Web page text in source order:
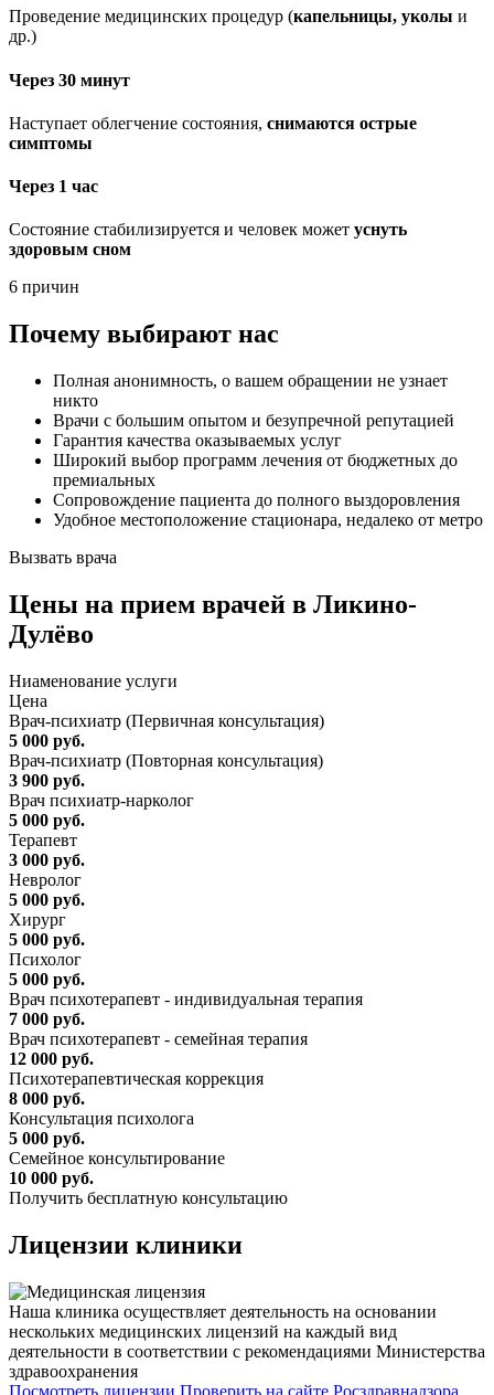
Проведение медицинских процедур (капельницы, уколы и
др.)
Через 30 минут
Наступает облегчение состояния, снимаются острые
симптомы
Через 1 час
Состояние стабилизируется и человек может уснуть
здоровым сном
6 причин
Почему выбирают нас
Полная анонимность, о вашем обращении не узнает
никто
Врачи с большим опытом и безупречной репутацией
Гарантия качества оказываемых услуг
Широкий выбор программ лечения от бюджетных до
премиальных
Сопровождение пациента до полного выздоровления
Удобное местоположение стационара, недалеко от метро
Вызвать врача
Цены на прием врачей в Ликино-
Дулёво
Ниaменование услуги
Цена
Врач-психиатр (Первичная консультация)
5 000 руб.
Врач-психиатр (Повторная консультация)
3 900 руб.
Врач психиатр-нарколог
5 000 руб.
Терапевт
3 000 руб.
Невролог
5 000 руб.
Хирург
5 000 руб.
Психолог
5 000 руб.
Врач психотерапевт - индивидуальная терапия
7 000 руб.
Врач психотерапевт - семейная терапия
12 000 руб.
Психотерапевтическая коррекция
8 000 руб.
Консультация психолога
5 000 руб.
Семейное консультирование
10 000 руб.
Получить бесплатную консультацию
Лицензии клиники
Наша клиника осуществляет деятельность на основании
нескольких медицинских лицензий на каждый вид
деятельности в соответствии с рекомендациями Министерства
здравоохранения
Посмотреть лицензии Проверить на сайте Росздравнадзора